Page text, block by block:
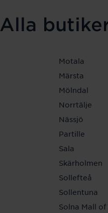
Alla
Motala
Märsta
Mölndal
Norrtälje
Nässjö
Partille
Sala
Skärholmen
Sollefteå
Sollentuna
Solna Mall